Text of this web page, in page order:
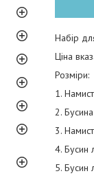
Набір
Ціна
Розміри:
1.
2.
3.
4. Бусин
5. Бусин